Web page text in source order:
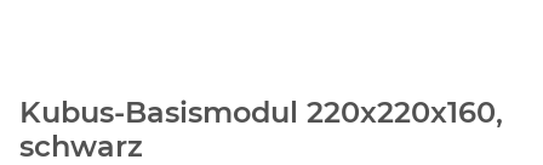
Kubus-Basismodul 220x220x160,
schwarz